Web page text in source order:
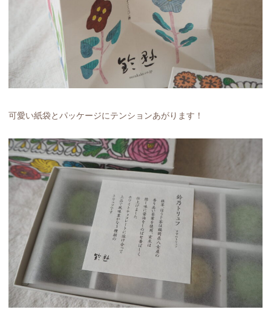
可愛い紙袋とパッケージにテンションあがります！